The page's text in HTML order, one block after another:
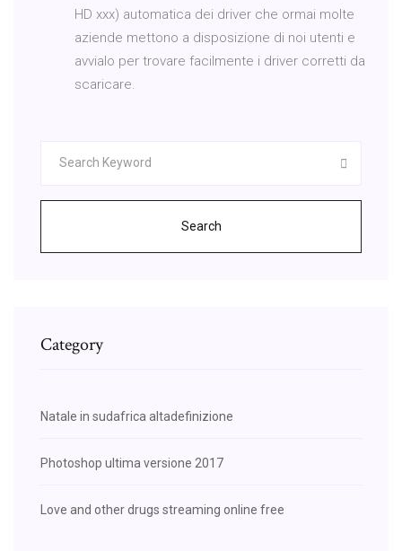
HD xxx) automatica dei driver che ormai molte
aziende mettono a disposizione di noi utenti e
avvialo per trovare facilmente i driver corretti da
scaricare.
Search
Category
Natale in sudafrica altadefinizione
Photoshop ultima versione 2017
Love and other drugs streaming online free